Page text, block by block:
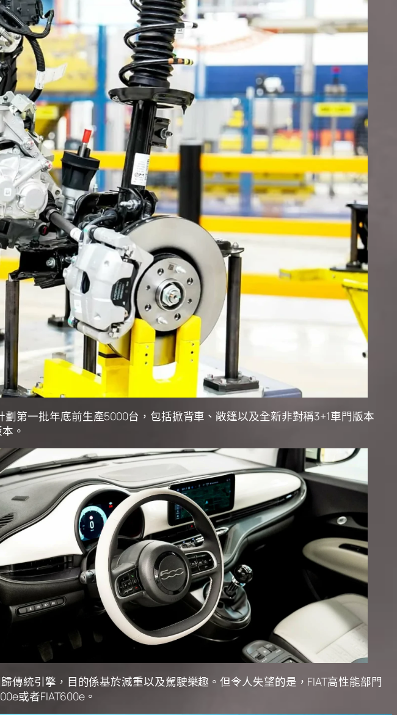
第一批年底前生產5000台，包括掀背車、敞篷以及全新非對稱3+1車門版本
。
傳統引擎，目的係基於減重以及駕駛樂趣。但令人失望的是，FIAT高性能部門
或者FIAT600e。